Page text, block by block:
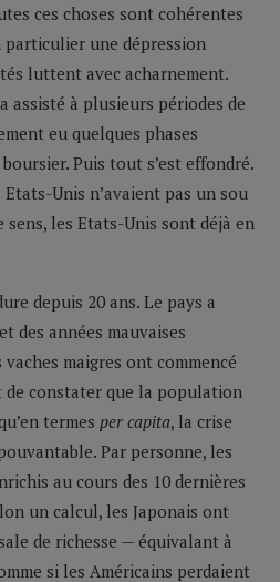
ces choses sont cohérentes
une dépression
luttent avec acharnement.
assisté à plusieurs périodes de
eu quelques phases
Puis tout s’est effondré.
Unis n’avaient pas un sou
sens, les Etats-Unis sont déjà en
depuis 20 ans. Le pays a
des années mauvaises
maigres ont commencé
de constater que la population
termes per capita, la crise
Par personne, les
au cours des 10 dernières
un calcul, les Japonais ont
de richesse — équivalant à
si les Américains perdaient